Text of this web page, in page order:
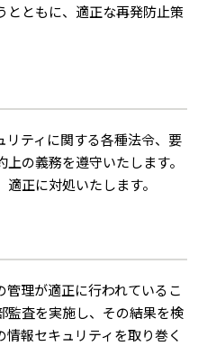
とともに、適正な再発防止策
リティに関する各種法令、要
の義務を遵守いたします。
正に対処いたします。
理が適正に行われているこ
監査を実施し、その結果を検
報セキュリティを取り巻く